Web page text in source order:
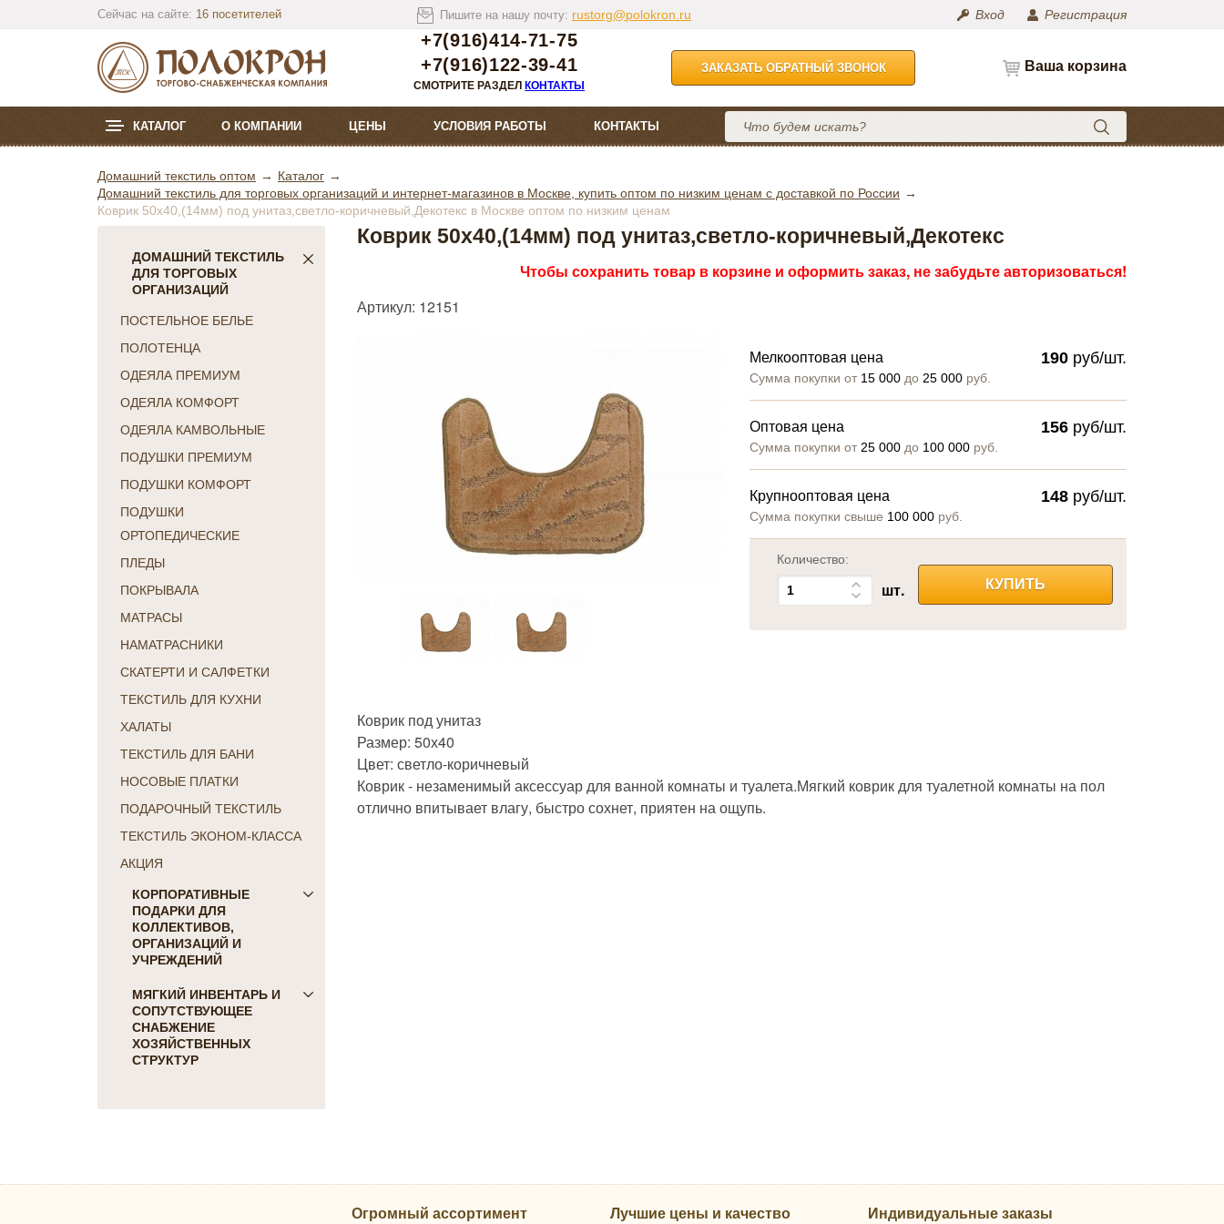
Сейчас на сайте: 16 посетителей Пишите на нашу почту: rustorg@polokron.ru Вход Регистрация
+7(916)414-71-75
+7(916)122-39-41
СМОТРИТЕ РАЗДЕЛКОНТАКТЫ
ЗАКАЗАТЬ ОБРАТНЫЙ ЗВОНОК Ваша корзина
КАТАЛОГ О КОМПАНИИ ЦЕНЫ УСЛОВИЯ РАБОТЫ КОНТАКТЫ
Домашний текстиль оптом
Каталог
Домашний текстиль для торговых организаций и интернет-магазинов в Москве, купить оптом по низким ценам с доставкой по России
Коврик 50х40,(14мм) под унитаз,светло-коричневый,Декотекс в Москве оптом по низким ценам
ДОМАШНИЙ ТЕКСТИЛЬ
ДЛЯ ТОРГОВЫХ
ОРГАНИЗАЦИЙ
ПОСТЕЛЬНОЕ БЕЛЬЕ
ПОЛОТЕНЦА
ОДЕЯЛА ПРЕМИУМ
ОДЕЯЛА КОМФОРТ
ОДЕЯЛА КАМВОЛЬНЫЕ
ПОДУШКИ ПРЕМИУМ
ПОДУШКИ КОМФОРТ
ПОДУШКИ
ОРТОПЕДИЧЕСКИЕ
ПЛЕДЫ
ПОКРЫВАЛА
МАТРАСЫ
НАМАТРАСНИКИ
СКАТЕРТИ И САЛФЕТКИ
ТЕКСТИЛЬ ДЛЯ КУХНИ
ХАЛАТЫ
ТЕКСТИЛЬ ДЛЯ БАНИ
НОСОВЫЕ ПЛАТКИ
ПОДАРОЧНЫЙ ТЕКСТИЛЬ
ТЕКСТИЛЬ ЭКОНОМ-КЛАССА
АКЦИЯ
КОРПОРАТИВНЫЕ
ПОДАРКИ ДЛЯ
КОЛЛЕКТИВОВ,
ОРГАНИЗАЦИЙ И
УЧРЕЖДЕНИЙ
ПОДАРКИ ДЛЯ КОГО:
Женщинам
Коллегам
Мужчинам
День Победы
МЯГКИЙ ИНВЕНТАРЬ И
СОПУТСТВУЮЩЕЕ
СНАБЖЕНИЕ
ХОЗЯЙСТВЕННЫХ
СТРУКТУР
Коврик 50х40,(14мм) под унитаз,светло-коричневый,Декотекс
Чтобы сохранить товар в корзине и оформить заказ, не забудьте авторизоваться!
Артикул: 12151
Мелкооптовая цена
Сумма покупки от 15 000до 25 000руб.
190 руб/шт.
Оптовая цена
Сумма покупки от 25 000до 100 000руб.
156 руб/шт.
Крупнооптовая цена
Сумма покупки свыше 100 000руб.
148 руб/шт.
Количество:
шт. КУПИТЬ
Коврик под унитаз
Размер: 50х40
Цвет: светло-коричневый
Коврик - незаменимый аксессуар для ванной комнаты и туалета.Мягкий коврик для туалетной комнаты на пол
отлично впитывает влагу, быстро сохнет, приятен на ощупь.
Огромный ассортимент Лучшие цены и качество Индивидуальные заказы